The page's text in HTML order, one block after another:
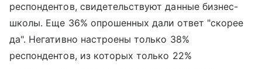
респондентов, свидетельствуют данные бизнес-
школы. Еще 36% опрошенных дали ответ "скорее
да". Негативно настроены только 38%
респондентов, из которых только 22%